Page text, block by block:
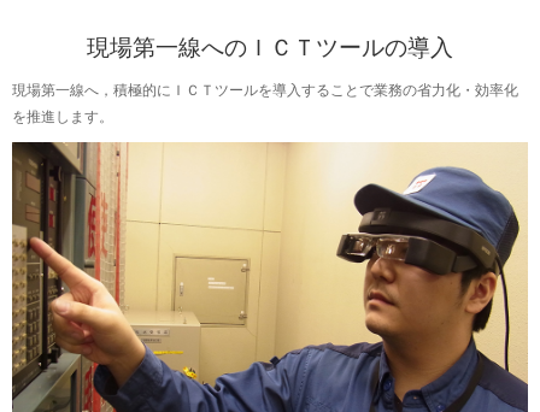
現場第一線へのＩＣＴツールの導入
現場第一線へ，積極的にＩＣＴツールを導入することで業務の省力化・効率化
を推進します。